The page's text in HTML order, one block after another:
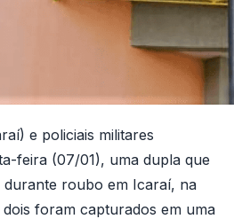
e policiais militares
feira (07/01), uma dupla que
roubo em Icaraí, na
foram capturados em uma